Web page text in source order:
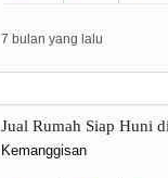
7 bulan yang lalu
Jual Rumah Siap Huni
Kemanggisan